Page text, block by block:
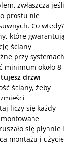
zwłaszcza jeśli
prostu nie
Co wtedy?
które gwarantują
ściany.
przy systemach
minimum około 8
drzwi
ściany, żeby
liczy się każdy
się płynnie i
montażu i użycie